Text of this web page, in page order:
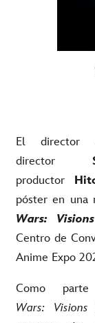
El director
director
productor
póster en una
Wars:
Centro de
Anime Expo
Como
Wars: Visions